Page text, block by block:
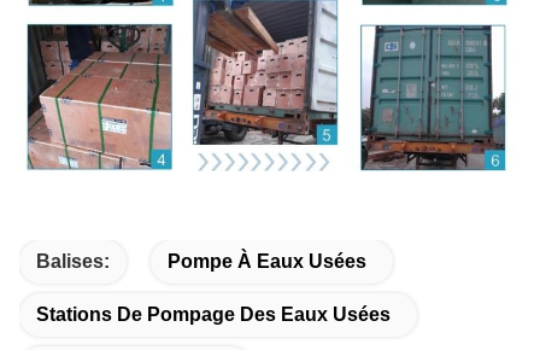
Balises: Pompe À Eaux Usées
Stations De Pompage Des Eaux Usées